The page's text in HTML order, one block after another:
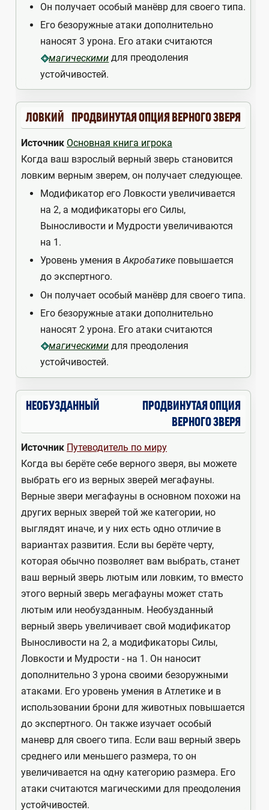
Он получает особый манёвр для своего типа.
Его безоружные атаки дополнительно
наносят 3 урона. Его атаки считаются
магическими для преодоления
устойчивостей.
ЛОВКИЙ ПРОДВИНУТАЯ ОПЦИЯ ВЕРНОГО ЗВЕРЯ
Источник Основная книга игрока
Когда ваш взрослый верный зверь становится
ловким верным зверем, он получает следующее.
Модификатор его Ловкости увеличивается
на 2, а модификаторы его Силы,
Выносливости и Мудрости увеличиваются
на 1.
Уровень умения вАкробатике повышается
до экспертного.
Он получает особый манёвр для своего типа.
Его безоружные атаки дополнительно
наносят 2 урона. Его атаки считаются
магическими для преодоления
устойчивостей.
НЕОБУЗДАННЫЙ
ПРОДВИНУТАЯ ОПЦИЯ
ВЕРНОГО ЗВЕРЯ
Источник Путеводитель по миру
Когда вы берёте себе верного зверя, вы можете
выбрать его из верных зверей мегафауны.
Верные звери мегафауны в основном похожи на
других верных зверей той же категории, но
выглядят иначе, и у них есть одно отличие в
вариантах развития. Если вы берёте черту,
которая обычно позволяет вам выбрать, станет
ваш верный зверь лютым или ловким, то вместо
этого верный зверь мегафауны может стать
лютым или необузданным. Необузданный
верный зверь увеличивает свой модификатор
Выносливости на 2, а модификаторы Силы,
Ловкости и Мудрости - на 1. Он наносит
дополнительно 3 урона своими безоружными
атаками. Его уровень умения в Атлетике и в
использовании брони для животных повышается
до экспертного. Он также изучает особый
маневр для своего типа. Если ваш верный зверь
среднего или меньшего размера, то он
увеличивается на одну категорию размера. Его
атаки считаются магическими для преодоления
устойчивостей.